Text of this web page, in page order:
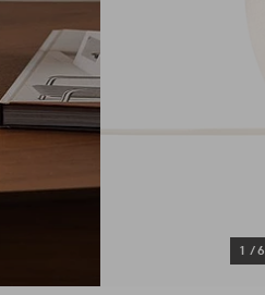
1 /6